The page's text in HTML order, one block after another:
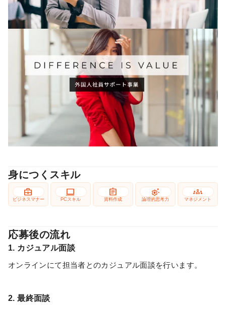
身につくスキル
business_center
ビジネスマナー
computer
PCスキル
assignment
資料作成
settings_suggest
論理的思考力
groups
マネジメント
応募後の流れ
1. カジュアル面談
オンラインにて担当者とのカジュアル面談を行います。
2. 最終面談